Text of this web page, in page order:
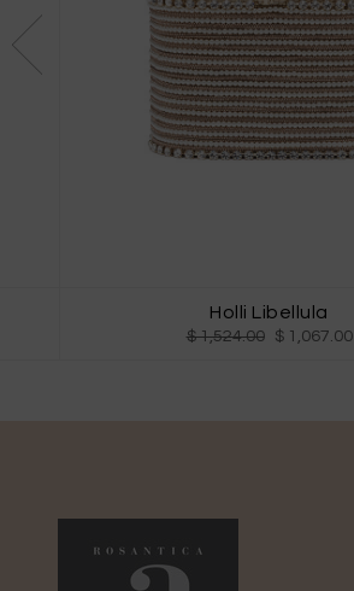
Holli Libellula
$ 1,524.00 $ 1,067.00